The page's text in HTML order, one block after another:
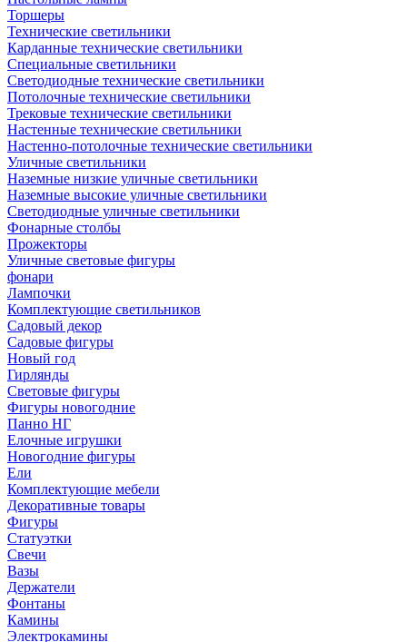
Торшеры
Технические светильники
Карданные технические светильники
Специальные светильники
Светодиодные технические светильники
Потолочные технические светильники
Трековые технические светильники
Настенные технические светильники
Настенно-потолочные технические светильники
Уличные светильники
Наземные низкие уличные светильники
Наземные высокие уличные светильники
Светодиодные уличные светильники
Фонарные столбы
Прожекторы
Уличные световые фигуры
фонари
Лампочки
Комплектующие светильников
Садовый декор
Садовые фигуры
Новый год
Гирлянды
Световые фигуры
Фигуры новогодние
Панно НГ
Елочные игрушки
Новогодние фигуры
Ели
Комплектующие мебели
Декоративные товары
Фигуры
Статуэтки
Свечи
Вазы
Держатели
Фонтаны
Камины
Электрокамины